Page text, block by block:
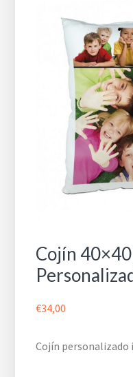
Cojín
€34,00
Cojín personalizado